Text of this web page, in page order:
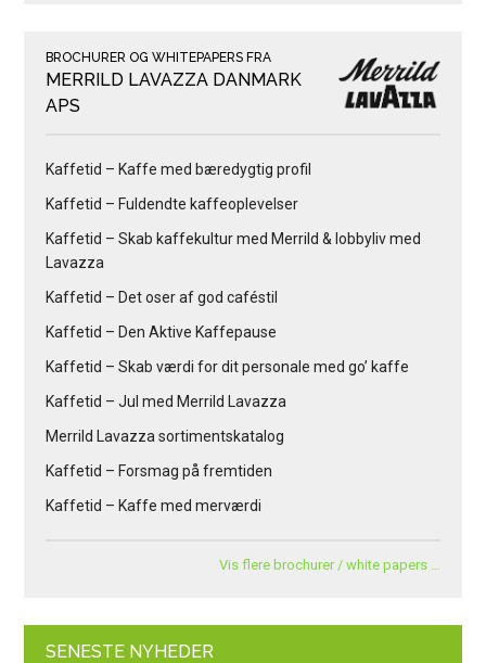
BROCHURER OG WHITEPAPERS FRA
MERRILD LAVAZZA DANMARK
APS
Kaffetid – Kaffe med bæredygtig profil
Kaffetid – Fuldendte kaffeoplevelser
Kaffetid – Skab kaffekultur med Merrild & lobbyliv med
Lavazza
Kaffetid – Det oser af god caféstil
Kaffetid – Den Aktive Kaffepause
Kaffetid – Skab værdi for dit personale med go’ kaffe
Kaffetid – Jul med Merrild Lavazza
Merrild Lavazza sortimentskatalog
Kaffetid – Forsmag på fremtiden
Kaffetid – Kaffe med merværdi
Vis flere brochurer / white papers …
SENESTE NYHEDER